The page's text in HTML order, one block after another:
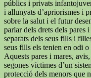
públics i privats
i allunyats d’apriorismes i
sobre la salut i el futur
parlar dels drets dels pares
separats dels seus fills i
seus fills els tenien en odi
Aquests pares i mares,
segones víctimes d’un
protecció dels menors que